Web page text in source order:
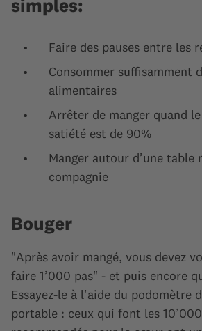
simples:
Faire des pauses entre les
Consommer suffisamment
alimentaires
Arrêter de manger quand
satiété est de 90%
Manger autour d’une table
compagnie
Bouger
"Après avoir mangé, vous devez
faire 1’000 pas" - et puis encore
Essayez-le à l'aide du podomètre
portable : ceux qui font les